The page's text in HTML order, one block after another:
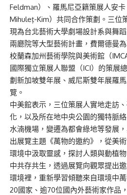
Feldman）、羅馬尼亞籍策展人安
Mihuleţ-Kim）共同合作策劃。三位
現為台北藝術大學劇場設計系與舞
兩廳院等大型藝術計畫，費爾德曼
校蘭森加州藝術學院與美術館（
國際獨立策展人聯盟（ICI）的策展
劃新加坡雙年展、威尼斯雙年展羅
覽。
中美館表示，三位策展人實地走訪
化，以及所在地中央公園的獨特脈
水湳機場，變遷為都會綠地等發展
出展覽主題《萬物的邀約》，從美
環境中汲取靈感，探討人類與動植
中共存共生，透過展覽向觀眾提出
環境裡，重新學習傾聽來自環境中
20國家、逾70位國內外藝術家作品